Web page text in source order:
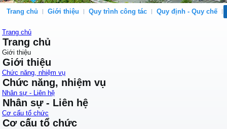
Trang chủ Giới thiệu Quy trình công tác Quy định - Quy chế
Trang chủ
Trang chủ
Giới thiệu
Giới thiệu
Chức năng, nhiệm vụ
Chức năng, nhiệm vụ
Nhân sự - Liên hệ
Nhân sự - Liên hệ
Cơ cấu tổ chức
Cơ cấu tổ chức